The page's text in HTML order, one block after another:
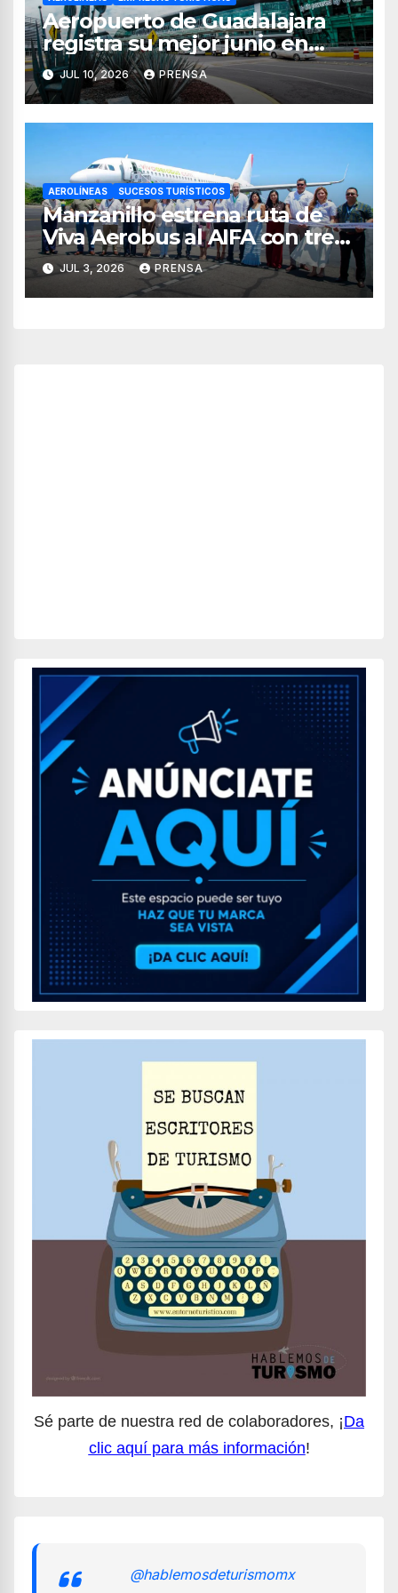
Aeropuerto de Guadalajara
registra su mejor junio en
operaciones y pasajeros
JUL 10, 2026 PRENSA
AEROLÍNEAS SUCESOS TURÍSTICOS
Manzanillo estrena ruta de
Viva Aerobus al AIFA con tres
vuelos semanales
JUL 3, 2026 PRENSA
Sé parte de nuestra red de colaboradores, ¡Da
clic aquí para más información!
@hablemosdeturismomx